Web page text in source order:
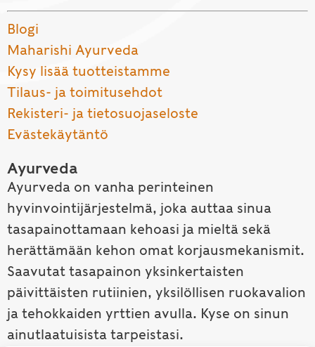
Blogi
Maharishi Ayurveda
Kysy lisää tuotteistamme
Tilaus- ja toimitusehdot
Rekisteri- ja tietosuojaseloste
Evästekäytäntö
Ayurveda
Ayurveda on vanha perinteinen
hyvinvointijärjestelmä, joka auttaa sinua
tasapainottamaan kehoasi ja mieltä sekä
herättämään kehon omat korjausmekanismit.
Saavutat tasapainon yksinkertaisten
päivittäisten rutiinien, yksilöllisen ruokavalion
ja tehokkaiden yrttien avulla. Kyse on sinun
ainutlaatuisista tarpeistasi.